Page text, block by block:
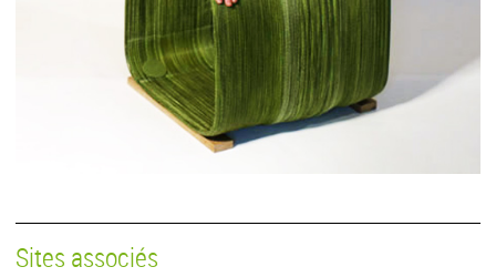
Sites associés